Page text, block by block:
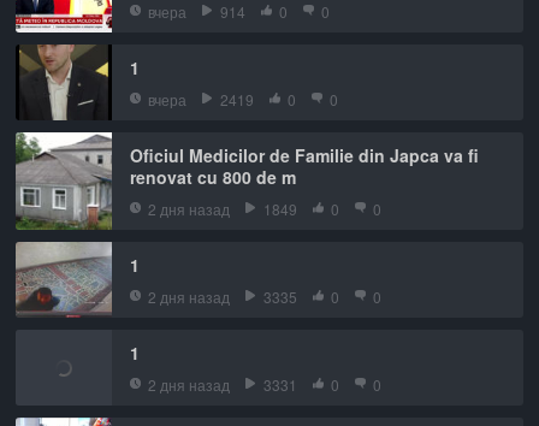
вчера 914 0 0
1
вчера 2419 0 0
Oficiul Medicilor de Familie din Japca va fi
renovat cu 800 de m
2 дня назад 1849 0 0
1
2 дня назад 3335 0 0
1
2 дня назад 3331 0 0